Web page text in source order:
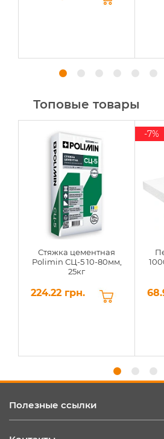
Топовые товары
Стяжка цементная
Polimin СЦ-5 10-80мм,
25кг
224.22 грн.
-7%
Полезные ссылки